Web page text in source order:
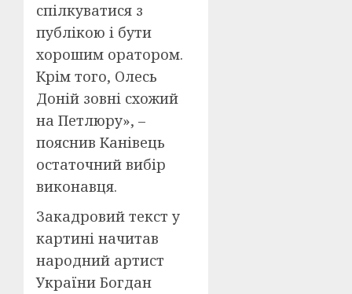
спілкуватися з
публікою і бути
хорошим оратором.
Крім того, Олесь
Доній зовні схожий
на Петлюру», –
пояснив Канівець
остаточний вибір
виконавця.
Закадровий текст у
картині начитав
народний артист
України Богдан